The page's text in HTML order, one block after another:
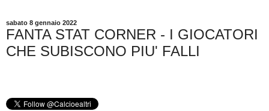
sabato 8 gennaio 2022
FANTA STAT CORNER - I GIOCATORI
CHE SUBISCONO PIU' FALLI